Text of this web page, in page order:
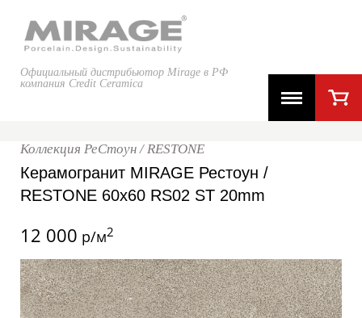
Официальный дистрибьютор Mirage в РФ
компания Credit Ceramica
Коллекция РеСтоун / RESTONE
Керамогранит MIRAGE Рестоун /
RESTONE 60x60 RS02 ST 20mm
12 000 р/м2